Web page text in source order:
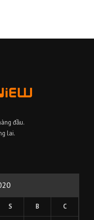
đầu.
lai.
S B C